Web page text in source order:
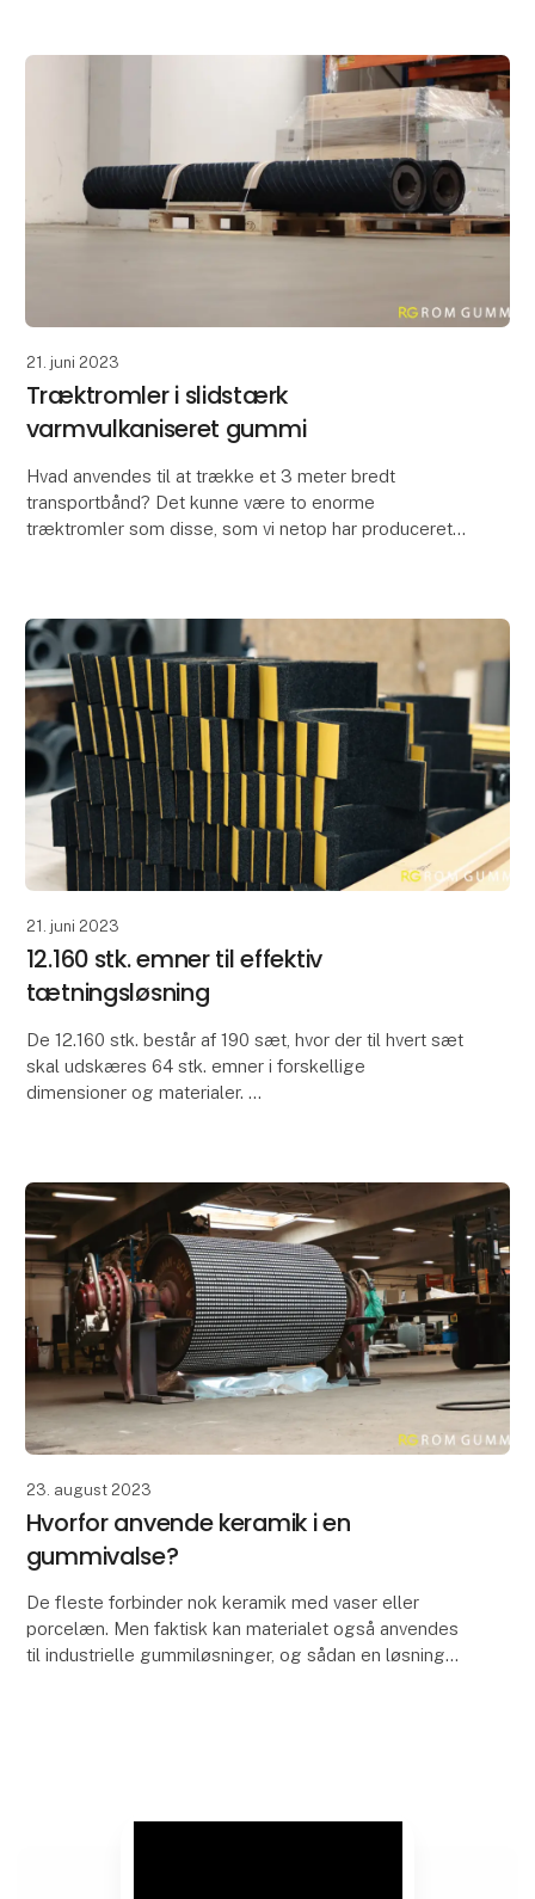
21. juni 2023
Træktromler i slidstærk
varmvulkaniseret gummi
Hvad anvendes til at trække et 3 meter bredt
transportbånd? Det kunne være to enorme
træktromler som disse, som vi netop har produceret
21. juni 2023
12.160 stk. emner til effektiv
tætningsløsning
De 12.160 stk. består af 190 sæt, hvor der til hvert sæt
skal udskæres 64 stk. emner i forskellige
dimensioner og materialer.
23. august 2023
Hvorfor anvende keramik i en
gummivalse?
De fleste forbinder nok keramik med vaser eller
porcelæn. Men faktisk kan materialet også anvendes
til industrielle gummiløsninger, og sådan en løsning